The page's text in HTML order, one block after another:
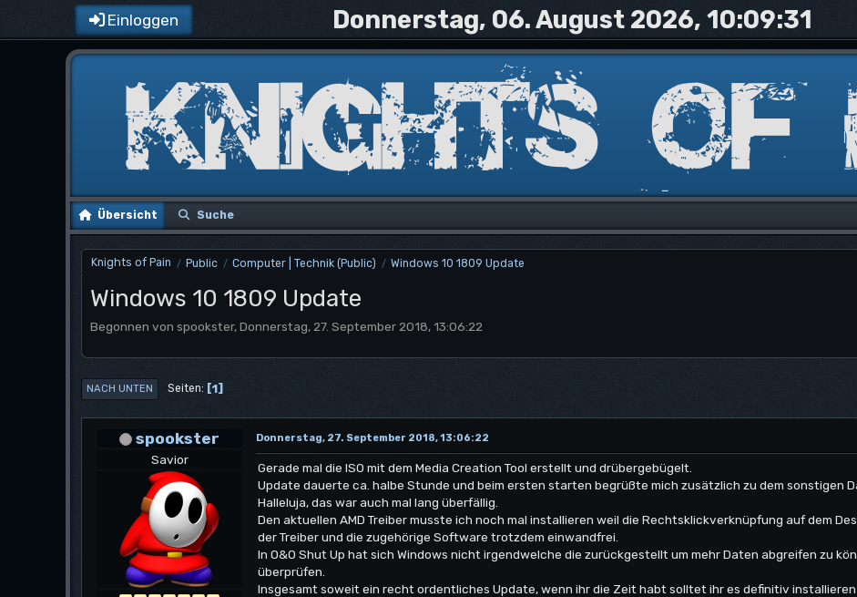
Einloggen Donnerstag, 06. August 2026, 10:09:31
Übersicht Suche
Knights of Pain / Public / Computer | Technik (Public) / Windows 10 1809 Update
Windows 10 1809 Update
Begonnen von spookster, Donnerstag, 27. September 2018, 13:06:22
NACH UNTEN Seiten 1
spookster
Savior
Donnerstag, 27. September 2018, 13:06:22
Gerade mal die ISO mit dem Media Creation Tool erstellt und drübergebügelt.
Update dauerte ca. halbe Stunde und beim ersten starten begrüßte mich zusätzlich zu dem sonstigen
Halleluja, das war auch mal lang überfällig.
Den aktuellen AMD Treiber musste ich noch mal installieren weil die Rechtsklickverknüpfung auf dem
der Treiber und die zugehörige Software trotzdem einwandfrei.
In O&O Shut Up hat sich Windows nicht irgendwelche die zurückgestellt um mehr Daten abgreifen zu
überprüfen.
Insgesamt soweit ein recht ordentliches Update, wenn ihr die Zeit habt solltet ihr es definitiv